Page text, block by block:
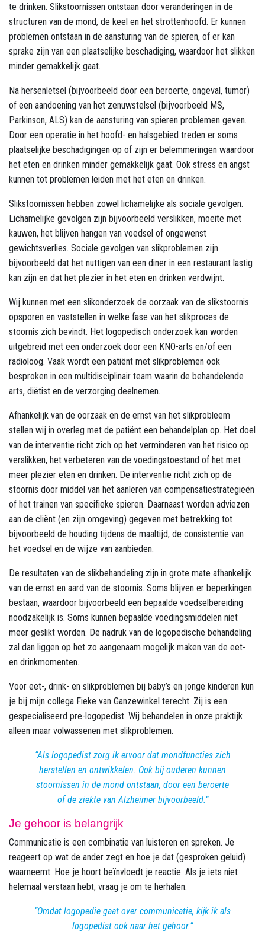
te drinken. Slikstoornissen ontstaan door veranderingen in de
structuren van de mond, de keel en het strottenhoofd. Er kunnen
problemen ontstaan in de aansturing van de spieren, of er kan
sprake zijn van een plaatselijke beschadiging, waardoor het slikken
minder gemakkelijk gaat.
Na hersenletsel (bijvoorbeeld door een beroerte, ongeval, tumor)
of een aandoening van het zenuwstelsel (bijvoorbeeld MS,
Parkinson, ALS) kan de aansturing van spieren problemen geven.
Door een operatie in het hoofd- en halsgebied treden er soms
plaatselijke beschadigingen op of zijn er belemmeringen waardoor
het eten en drinken minder gemakkelijk gaat. Ook stress en angst
kunnen tot problemen leiden met het eten en drinken.
Slikstoornissen hebben zowel lichamelijke als sociale gevolgen.
Lichamelijke gevolgen zijn bijvoorbeeld verslikken, moeite met
kauwen, het blijven hangen van voedsel of ongewenst
gewichtsverlies. Sociale gevolgen van slikproblemen zijn
bijvoorbeeld dat het nuttigen van een diner in een restaurant lastig
kan zijn en dat het plezier in het eten en drinken verdwijnt.
Wij kunnen met een slikonderzoek de oorzaak van de slikstoornis
opsporen en vaststellen in welke fase van het slikproces de
stoornis zich bevindt. Het logopedisch onderzoek kan worden
uitgebreid met een onderzoek door een KNO-arts en/of een
radioloog. Vaak wordt een patiënt met slikproblemen ook
besproken in een multidisciplinair team waarin de behandelende
arts, diëtist en de verzorging deelnemen.
Afhankelijk van de oorzaak en de ernst van het slikprobleem
stellen wij in overleg met de patiënt een behandelplan op. Het doel
van de interventie richt zich op het verminderen van het risico op
verslikken, het verbeteren van de voedingstoestand of het met
meer plezier eten en drinken. De interventie richt zich op de
stoornis door middel van het aanleren van compensatiestrategieën
of het trainen van specifieke spieren. Daarnaast worden adviezen
aan de cliënt (en zijn omgeving) gegeven met betrekking tot
bijvoorbeeld de houding tijdens de maaltijd, de consistentie van
het voedsel en de wijze van aanbieden.
De resultaten van de slikbehandeling zijn in grote mate afhankelijk
van de ernst en aard van de stoornis. Soms blijven er beperkingen
bestaan, waardoor bijvoorbeeld een bepaalde voedselbereiding
noodzakelijk is. Soms kunnen bepaalde voedingsmiddelen niet
meer geslikt worden. De nadruk van de logopedische behandeling
zal dan liggen op het zo aangenaam mogelijk maken van de eet-
en drinkmomenten.
Voor eet-, drink- en slikproblemen bij baby’s en jonge kinderen kun
je bij mijn collega Fieke van Ganzewinkel terecht. Zij is een
gespecialiseerd pre-logopedist. Wij behandelen in onze praktijk
alleen maar volwassenen met slikproblemen.
Als logopedist zorg ik ervoor dat mondfuncties zich
herstellen en ontwikkelen. Ook bij ouderen kunnen
stoornissen in de mond ontstaan, door een beroerte
of de ziekte van Alzheimer bijvoorbeeld.
Je gehoor is belangrijk
Communicatie is een combinatie van luisteren en spreken. Je
reageert op wat de ander zegt en hoe je dat (gesproken geluid)
waarneemt. Hoe je hoort beïnvloedt je reactie. Als je iets niet
helemaal verstaan hebt, vraag je om te herhalen.
Omdat logopedie gaat over communicatie, kijk ik als
logopedist ook naar het gehoor.